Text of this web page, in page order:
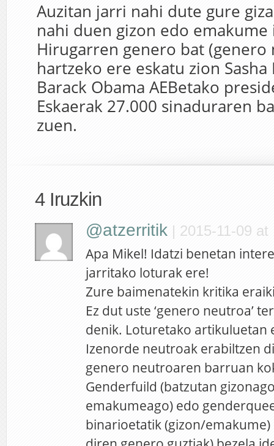
Auzitan jarri nahi dute gure
nahi duen gizon edo emakume
Hirugarren genero bat (genero
hartzeko ere eskatu zion Sasha
Barack Obama AEBetako
Eskaerak 27.000 sinaduraren
zuen.
4 Iruzkin
@atzerritik | 2015-11-09 at
Apa Mikel! Idatzi benetan
jarritako loturak ere!
Zure baimenatekin kritika
Ez dut uste ‘genero neutroa’
denik. Loturetako artikuluetan
Izenorde neutroak erabiltzen
genero neutroaren barruan
Genderfuild (batzutan
emakumeago) edo
binarioetatik (gizon/